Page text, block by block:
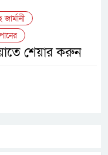
শেয়ার করুন